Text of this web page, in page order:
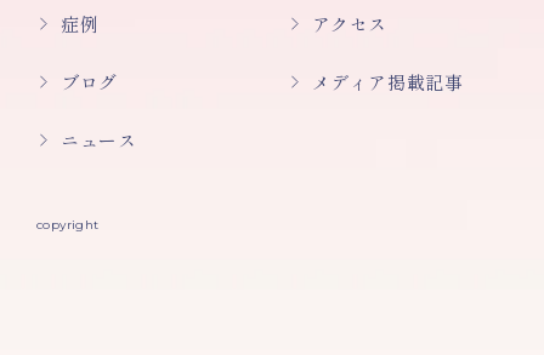
症例 アクセス
ブログ メディア掲載記事
ニュース
copyright